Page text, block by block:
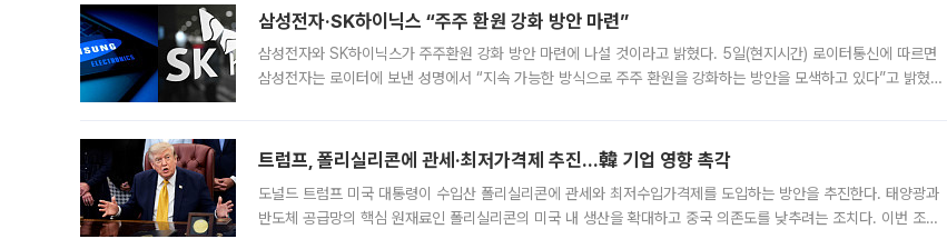
삼성전자·SK하이닉스 “주주 환원 강화 방안 마련”
삼성전자와 SK하이닉스가 주주환원 강화 방안 마련에 나설 것이라고 밝혔다. 5일(현지시간) 로이터통신에 따르면
삼성전자는 로이터에 보낸 성명에서 “지속 가능한 방식으로 주주 환원을 강화하는 방안을 모색하고 있다”고 밝혔다.
트럼프, 폴리실리콘에 관세·최저가격제 추진…韓 기업 영향 촉각
도널드 트럼프 미국 대통령이 수입산 폴리실리콘에 관세와 최저수입가격제를 도입하는 방안을 추진한다. 태양광과
반도체 공급망의 핵심 원재료인 폴리실리콘의 미국 내 생산을 확대하고 중국 의존도를 낮추려는 조치다. 이번 조처